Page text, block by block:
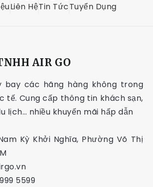
Liên HệTin TứcTuyển Dụng
AIR GO
bay các hãng hàng không trong
tế. Cung cấp thông tin khách sạn,
lịch… nhiều khuyến mãi hấp dẫn
Kỳ Khởi Nghĩa, Phường Võ Thị
5599